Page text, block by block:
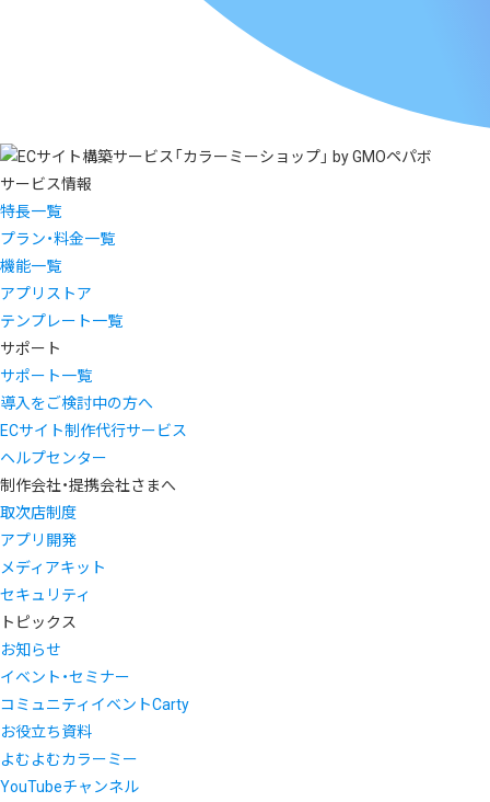
サービス情報
特長一覧
プラン・料金一覧
機能一覧
アプリストア
テンプレート一覧
サポート
サポート一覧
導入をご検討中の方へ
ECサイト制作代行サービス
ヘルプセンター
制作会社・提携会社さまへ
取次店制度
アプリ開発
メディアキット
セキュリティ
トピックス
お知らせ
イベント・セミナー
コミュニティイベントCarty
お役立ち資料
よむよむカラーミー
YouTubeチャンネル